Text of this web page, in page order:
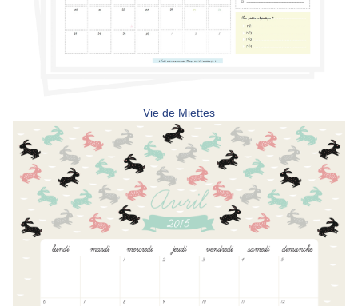
Vie de Miettes